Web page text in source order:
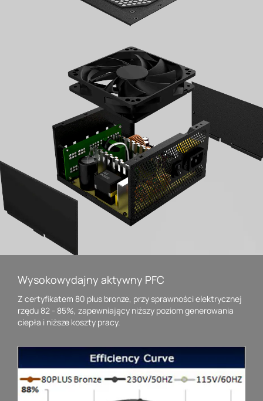
Wysokowydajny aktywny PFC
Z certyfikatem 80 plus bronze, przy sprawności elektrycznej
rzędu 82 - 85%, zapewniający niższy poziom generowania
ciepła i niższe koszty pracy.